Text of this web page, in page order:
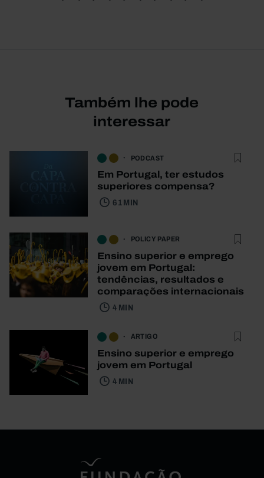
Também lhe pode
interessar
PODCAST
Em Portugal, ter estudos
superiores compensa?
61 MIN
POLICY PAPER
Ensino superior e emprego
jovem em Portugal:
tendências, resultados e
comparações internacionais
4 MIN
ARTIGO
Ensino superior e emprego
jovem em Portugal
4 MIN